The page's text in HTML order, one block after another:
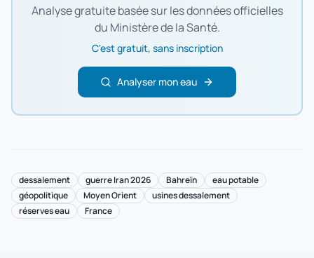
Analyse gratuite basée sur les données officielles
du Ministère de la Santé.
C'est gratuit, sans inscription
Analyser mon eau
dessalement guerre Iran 2026 Bahreïn
eau potable
géopolitique
Moyen Orient
usines dessalement
réserves eau
France